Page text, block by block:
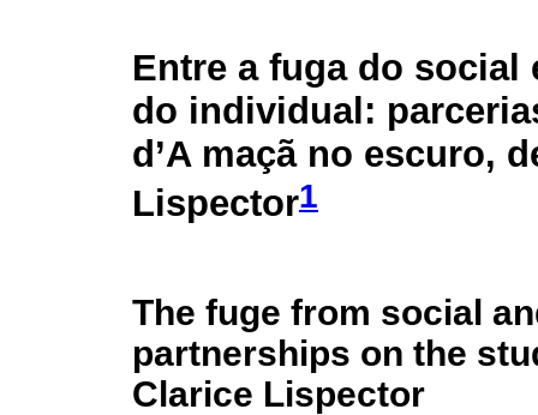
Entre a fuga do social
do individual:
d’A maçã no escuro,
Lispector1
The fuge from social
partnerships on the
Clarice Lispector